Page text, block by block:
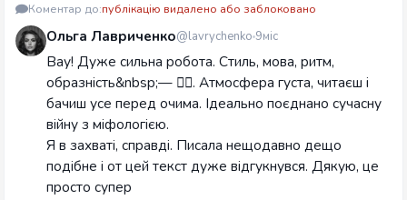
Коментар до:публікацію видалено або заблоковано
Ольга Лавриченко@lavrychenko 9міс
Вау! Дуже сильна робота. Стиль, мова, ритм,
образність&nbsp;— 👍🏻. Атмосфера густа, читаєш і
бачиш усе перед очима. Ідеально поєднано сучасну
війну з міфологією.
Я в захваті, справді. Писала нещодавно дещо
подібне і от цей текст дуже відгукнувся. Дякую, це
просто супер